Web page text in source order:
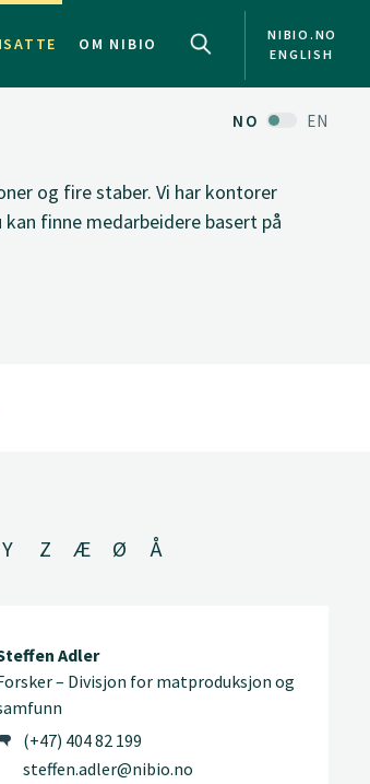
OM NIBIO
NIBIO.NO
ENGLISH
NO EN
og fire staber. Vi har kontorer
finne medarbeidere basert på
Y Z Æ Ø Å
Adler
– Divisjon for matproduksjon og
(+47) 404 82 199
steffen.adler@nibio.no